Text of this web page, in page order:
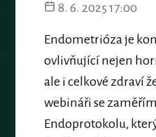
8. 6. 2025 17:00
Endometrióza je
ovlivňující nejen
ale i celkové zdraví
webináři se
Endoprotokolu,